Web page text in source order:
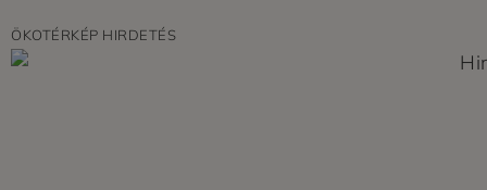
ÖKOTÉRKÉP HIRDETÉS